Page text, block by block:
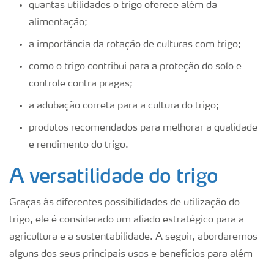
quantas utilidades o trigo oferece além da
alimentação;
a importância da rotação de culturas com trigo;
como o trigo contribui para a proteção do solo e
controle contra pragas;
a adubação correta para a cultura do trigo;
produtos recomendados para melhorar a qualidade
e rendimento do trigo.
A versatilidade do trigo
Graças às diferentes possibilidades de utilização do
trigo, ele é considerado um aliado estratégico para a
agricultura e a sustentabilidade. A seguir, abordaremos
alguns dos seus principais usos e benefícios para além